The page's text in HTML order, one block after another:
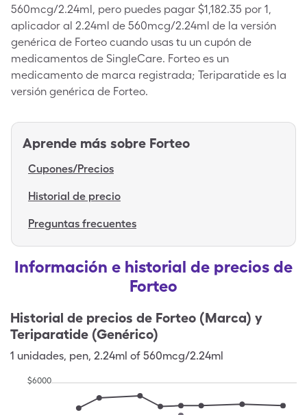
560mcg/2.24ml, pero puedes pagar $1,182.35 por 1,
aplicador al 2.24ml de 560mcg/2.24ml de la versión
genérica de Forteo cuando usas tu un cupón de
medicamentos de SingleCare. Forteo es un
medicamento de marca registrada; Teriparatide es la
versión genérica de Forteo.
Aprende más sobre Forteo
Cupones/Precios
Historial de precio
Preguntas frecuentes
Información e historial de precios de
Forteo
Historial de precios de Forteo (Marca) y
Teriparatide (Genérico)
1 unidades, pen, 2.24ml of 560mcg/2.24ml
$6000